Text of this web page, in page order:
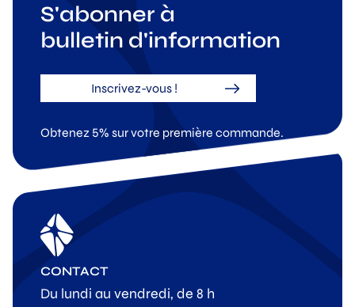
S'abonner à
bulletin d'information
Inscrivez-vous !
Obtenez 5% sur votre première commande.
CONTACT
Du lundi au vendredi, de 8 h